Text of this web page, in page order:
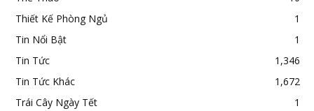
Thiết Kế Phòng Ngủ
1
Tin Nổi Bật
1
Tin Tức
1,346
Tin Tức Khác
1,672
Trái Cây Ngày Tết
1